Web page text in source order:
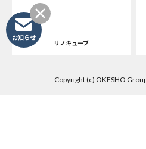
リノキューブ
Copyright (c) OKESHO
お知らせ